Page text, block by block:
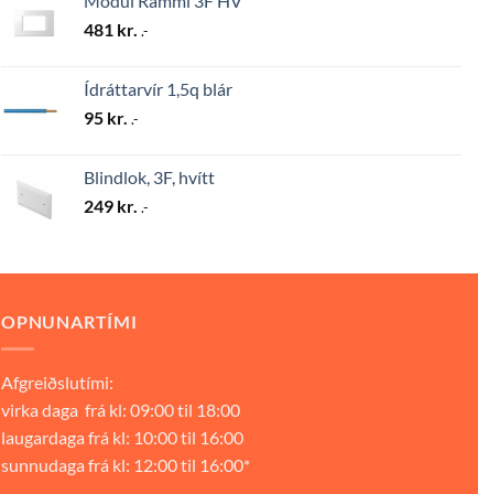
481 kr. .-
Ídráttarvír 1,5q blár
95 kr. .-
Blindlok, 3F, hvítt
249 kr. .-
OPNUNARTÍMI
Afgreiðslutími:
virka daga frá kl: 09:00 til 18:00
laugardaga frá kl: 10:00 til 16:00
sunnudaga frá kl: 12:00 til 16:00*